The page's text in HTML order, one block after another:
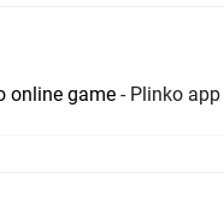
online game - Plinko app